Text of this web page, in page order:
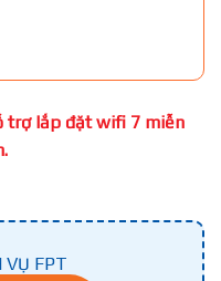
trợ lắp đặt wifi 7 miễn
VỤ FPT